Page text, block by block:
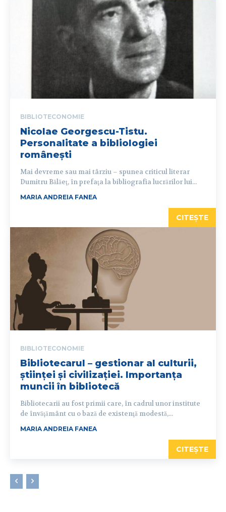
BIBLIOTECONOMIE
Nicolae Georgescu-Tistu.
Personalitate a bibliologiei
românești
Mai devreme sau mai târziu – spunea criticul literar
Dumitru Bălăeţ, în prefaţa la bibliografia lucrărilor lui...
MARIA ANDREIA FANEA
CITEȘTE
BIBLIOTECONOMIE
Bibliotecarul – gestionar al culturii,
științei și civilizației. Importanța
muncii în bibliotecă
Bibliotecarii au fost primii care, în cadrul unor institute
de învăţământ cu o bază de existenţă modestă,...
MARIA ANDREIA FANEA
CITEȘTE